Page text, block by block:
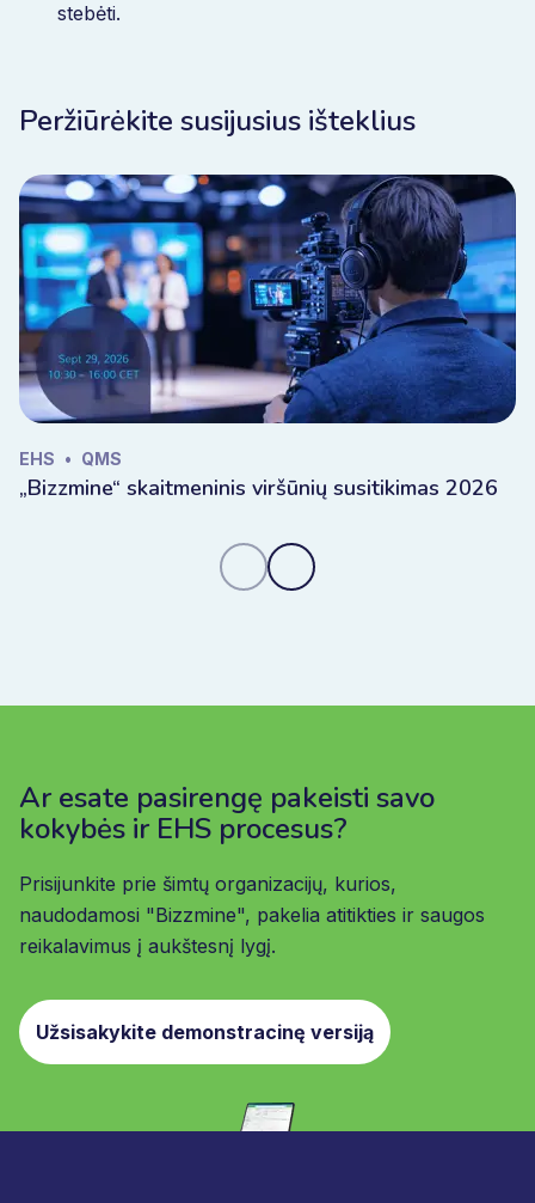
stebėti.
Peržiūrėkite susijusius išteklius
EHS • QMS
„Bizzmine“ skaitmeninis viršūnių susitikimas 2026
Ar esate pasirengę pakeisti savo
kokybės ir EHS procesus?
Prisijunkite prie šimtų organizacijų, kurios,
naudodamosi "Bizzmine", pakelia atitikties ir saugos
reikalavimus į aukštesnį lygį.
Užsisakykite demonstracinę versiją